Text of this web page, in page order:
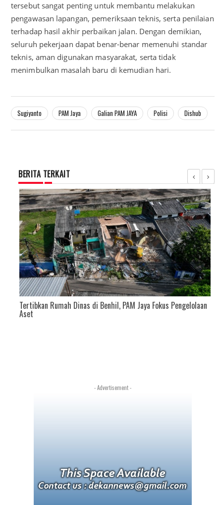
tersebut sangat penting untuk membantu melakukan
pengawasan lapangan, pemeriksaan teknis, serta penilaian
terhadap hasil akhir perbaikan jalan. Dengan demikian,
seluruh pekerjaan dapat benar-benar memenuhi standar
teknis, aman digunakan masyarakat, serta tidak
menimbulkan masalah baru di kemudian hari.
Sugiyanto PAM Jaya Galian PAM JAYA Polisi Dishub
BERITA TERKAIT
Tertibkan Rumah Dinas di Benhil, PAM Jaya Fokus Pengelolaan
Aset
- Advertisement -